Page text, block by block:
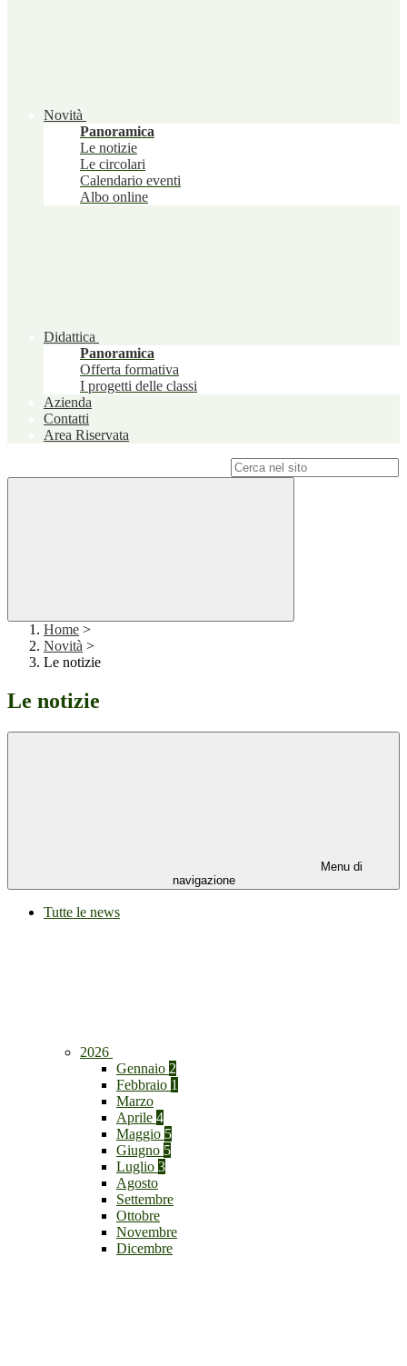
Novità
Panoramica
Le notizie
Le circolari
Calendario eventi
Albo online
Didattica
Panoramica
Offerta formativa
I progetti delle classi
Azienda
Contatti
Area Riservata
Home >
Novità >
Le notizie
Le notizie
Menu di
navigazione
Tutte le news
2026
Gennaio 2
Febbraio 1
Marzo
Aprile 4
Maggio 5
Giugno 5
Luglio 3
Agosto
Settembre
Ottobre
Novembre
Dicembre